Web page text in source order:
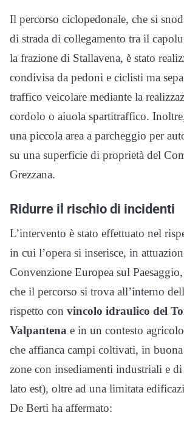
Il percorso ciclopedonale, che si
di strada di collegamento tra il
la frazione di Stallavena, è stato
condivisa da pedoni e ciclisti ma
traffico veicolare mediante la
cordolo o aiuola spartitraffico. Inoltre,
una piccola area a parcheggio per
su una superficie di proprietà del
Grezzana.
Ridurre il rischio di incidenti
L’intervento è stato effettuato nel
in cui l’opera si inserisce, in
Convenzione Europea sul
che il percorso si trova all’interno
rispetto con vincolo idraulico del
Valpantena e in un contesto
che affianca campi coltivati, in
zone con insediamenti industriali e
lato est), oltre ad una limitata
De Berti ha affermato: